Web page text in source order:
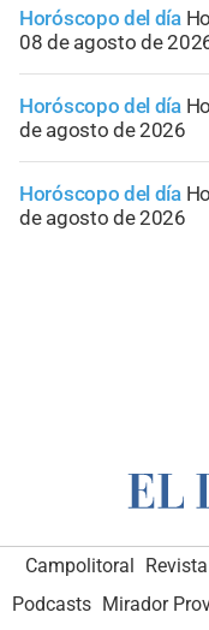
Horóscopo del día
08 de agosto de
Horóscopo del día
de agosto de 2026
Horóscopo del día
de agosto de 2026
Campolitoral
Podcasts Mirador